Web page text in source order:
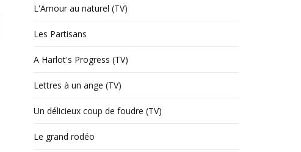
L'Amour au naturel (TV)
Les Partisans
A Harlot's Progress (TV)
Lettres à un ange (TV)
Un délicieux coup de foudre (TV)
Le grand rodéo